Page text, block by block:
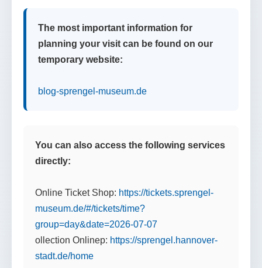
The most important information for
planning your visit can be found on our
temporary website:
blog-sprengel-museum.de
You can also access the following services
directly:
Online Ticket Shop: https://tickets.sprengel-
museum.de/#/tickets/time?
group=day&date=2026-07-07
ollection Onlinep: https://sprengel.hannover-
stadt.de/home